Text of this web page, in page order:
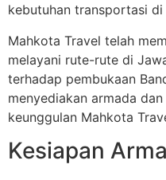
kebutuhan transportasi di
Mahkota Travel telah
melayani rute-rute di
terhadap pembukaan
menyediakan armada
keunggulan Mahkota
Kesiapan